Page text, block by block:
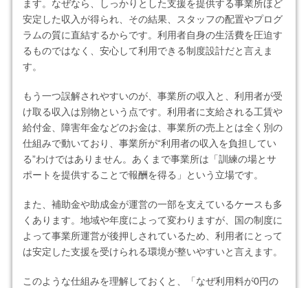
ます。なぜなら、しっかりとした支援を提供する事業所ほど
安定した収入が得られ、その結果、スタッフの配置やプログ
ラムの質に直結するからです。利用者自身の生活費を圧迫す
るものではなく、安心して利用できる制度設計だと言えま
す。
もう一つ誤解されやすいのが、事業所の収入と、利用者が受
け取る収入は別物という点です。利用者に支給される工賃や
給付金、障害年金などのお金は、事業所の売上とは全く別の
仕組みで動いており、事業所が“利用者の収入を負担してい
る”わけではありません。あくまで事業所は「訓練の場とサ
ポートを提供することで報酬を得る」という立場です。
また、補助金や助成金が運営の一部を支えているケースも多
くあります。地域や年度によって変わりますが、国の制度に
よって事業所運営が後押しされているため、利用者にとって
は安定した支援を受けられる環境が整いやすいと言えます。
このような仕組みを理解しておくと、「なぜ利用料が0円の